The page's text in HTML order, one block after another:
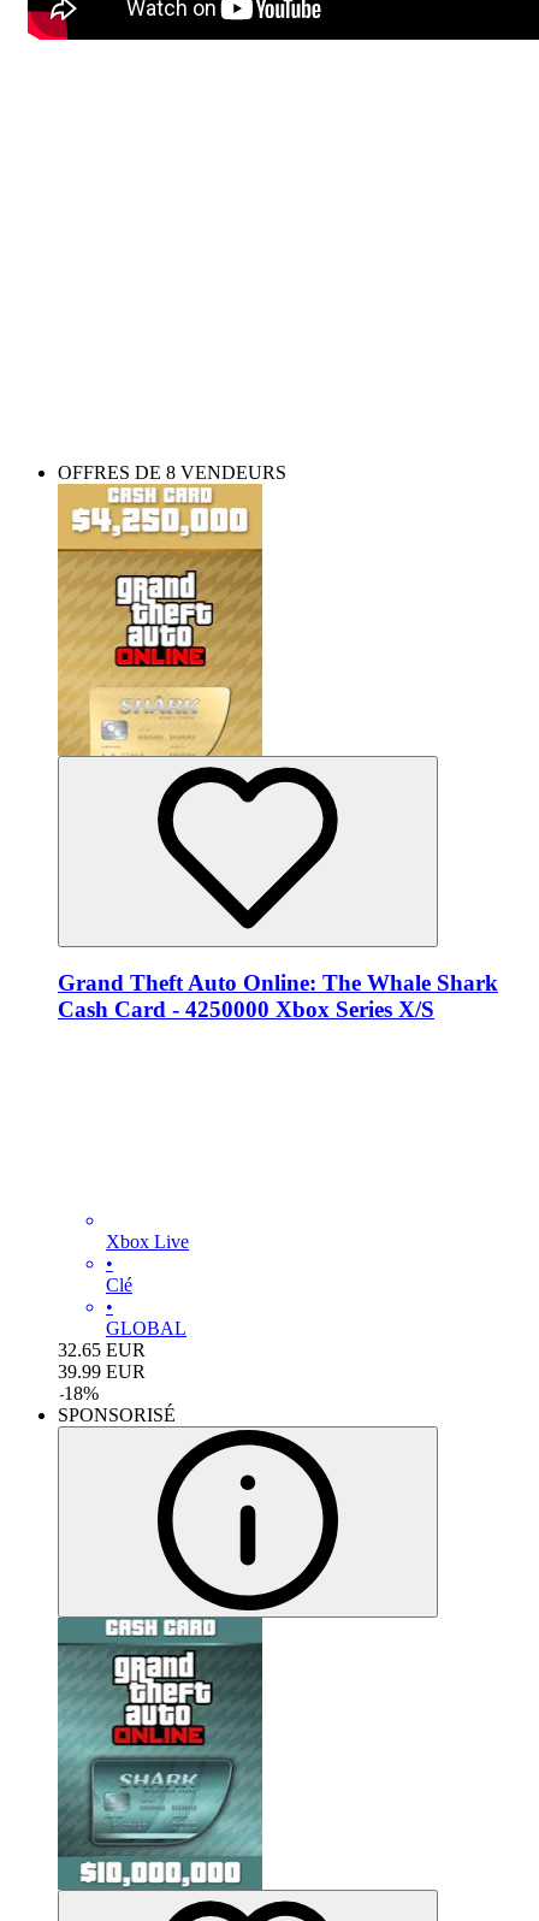
OFFRES DE 8 VENDEURS
Grand Theft Auto Online: The Whale Shark
Cash Card - 4250000 Xbox Series X/S
Xbox Live
•
Clé
•
GLOBAL
32.65 EUR
39.99 EUR
-18%
SPONSORISÉ